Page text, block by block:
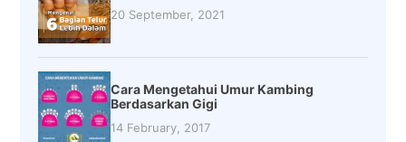
20 September, 2021
Cara Mengetahui Umur Kambing
Berdasarkan Gigi
14 February, 2017